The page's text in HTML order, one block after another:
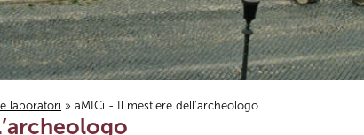
laboratori » aMICi - Il mestiere dell’archeologo